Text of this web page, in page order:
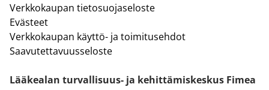
Verkkokaupan tietosuojaseloste
Evästeet
Verkkokaupan käyttö- ja toimitusehdot
Saavutettavuusseloste
Lääkealan turvallisuus- ja kehittämiskeskus Fimea